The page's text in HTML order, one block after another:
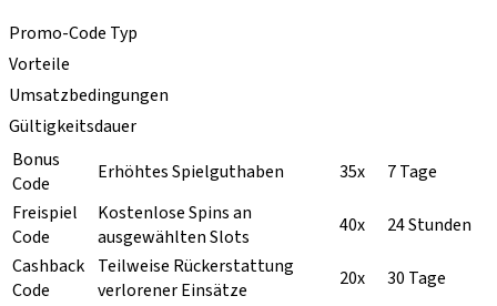
Promo-Code Typ
Vorteile
Umsatzbedingungen
Gültigkeitsdauer
Bonus
Code
Erhöhtes Spielguthaben 35x
7 Tage
Freispiel
Code
Kostenlose Spins an
ausgewählten Slots
40x
24 Stunden
Cashback
Code
Teilweise Rückerstattung
verlorener Einsätze
20x
30 Tage